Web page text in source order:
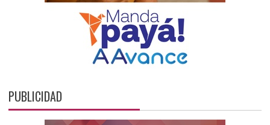
PUBLICIDAD